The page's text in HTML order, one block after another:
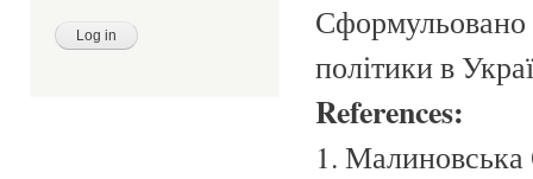
Сформульовано
політики в
References:
1. Малиновська